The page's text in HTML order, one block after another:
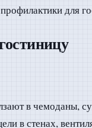
для
в чемоданы,
в стенах,